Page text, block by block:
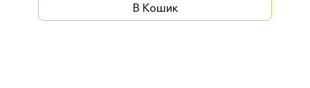
В Кошик